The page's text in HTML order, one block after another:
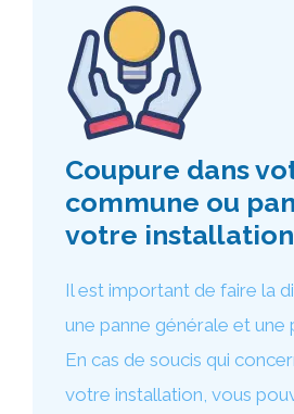
Coupure dans
commune ou
votre installation
Il est important de faire la
une panne générale et une
En cas de soucis qui
votre installation, vous